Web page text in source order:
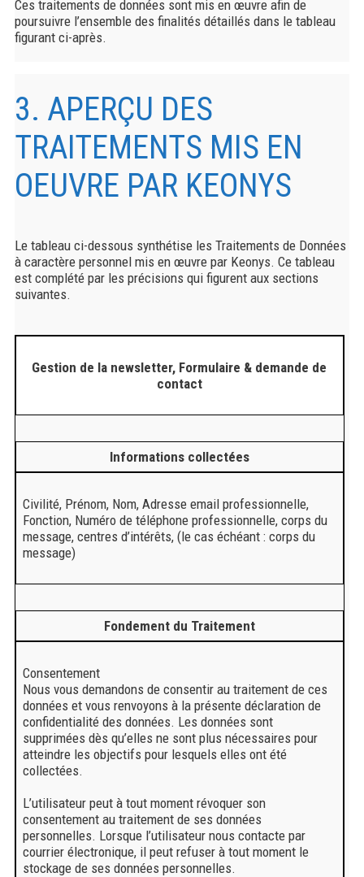
Ces traitements de données sont mis en œuvre afin de
poursuivre l’ensemble des finalités détaillés dans le tableau
figurant ci-après.
3. APERÇU DES
TRAITEMENTS MIS EN
OEUVRE PAR KEONYS
Le tableau ci-dessous synthétise les Traitements de Données
à caractère personnel mis en œuvre par Keonys. Ce tableau
est complété par les précisions qui figurent aux sections
suivantes.
Gestion de la newsletter, Formulaire & demande de
contact
Informations collectées
Civilité, Prénom, Nom, Adresse email professionnelle,
Fonction, Numéro de téléphone professionnelle, corps du
message, centres d’intérêts, (le cas échéant : corps du
message)
Fondement du Traitement
Consentement
Nous vous demandons de consentir au traitement de ces
données et vous renvoyons à la présente déclaration de
confidentialité des données. Les données sont
supprimées dès qu’elles ne sont plus nécessaires pour
atteindre les objectifs pour lesquels elles ont été
collectées.
L’utilisateur peut à tout moment révoquer son
consentement au traitement de ses données
personnelles. Lorsque l’utilisateur nous contacte par
courrier électronique, il peut refuser à tout moment le
stockage de ses données personnelles.